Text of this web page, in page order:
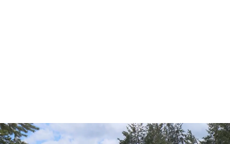
La borrasca Jana trae la nieve a Granada y Madrid